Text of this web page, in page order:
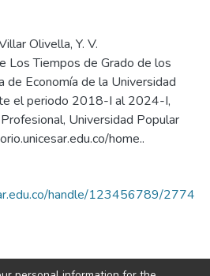
Olivella, Y. V.
Los Tiempos de Grado de los
de Economía de la Universidad
el periodo 2018-I al 2024-I,
Universidad Popular
home..
handle/123456789/2774